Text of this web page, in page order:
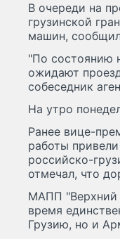
В очереди на
грузинской
машин,
"По состоянию
ожидают
собеседник
На утро
Ранее вице-
работы
российско-
отмечал, что
МАПП "Верхний
время
Грузию, но и